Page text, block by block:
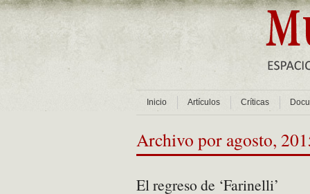
Inicio Artículos Críticas
Archivo por agosto,
El regreso de ‘Farinelli’